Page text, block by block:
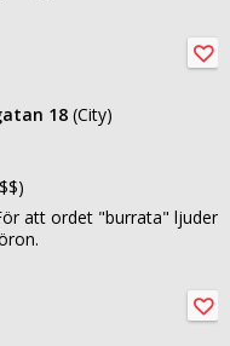
18 (City)
att ordet "burrata" ljuder